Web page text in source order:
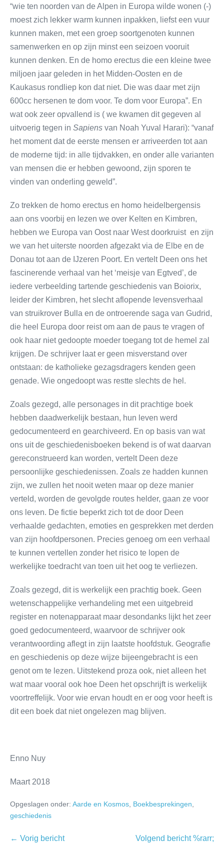
“wie ten noorden van de Alpen in Europa wilde wonen (-)
moest zich lekker warm kunnen inpakken, liefst een vuur
kunnen maken, met een groep soortgenoten kunnen
samenwerken en op zijn minst een seizoen vooruit
kunnen denken. En de homo erectus die een kleine twee
miljoen jaar geleden in het Midden-Oosten en de
Kaukasus rondliep kon dat niet. Die was daar met zijn
600cc hersenen te dom voor. Te dom voor Europa”. En
wat ook zeer opvallend is ( we kwamen dit gegeven al
uitvoerig tegen in Sapiens van Noah Yuval Harari): “vanaf
het moment dat de eerste mensen er arriveerden tot aan
de moderne tijd: in alle tijdvakken, en onder alle varianten
van mensen die er hebben gewoond, zijn sporen te
vinden van onderling geweld”.
Zo trekken de homo erectus en homo heidelbergensis
aan ons voorbij en lezen we over Kelten en Kimbren,
hebben we Europa van Oost naar West doorkruist en zijn
we van het uiterste noorden afgezakt via de Elbe en de
Donau tot aan de IJzeren Poort. En vertelt Deen ons het
fascinerende verhaal van het ‘meisje van Egtved’, de
iedere verbeelding tartende geschiedenis van Boiorix,
leider der Kimbren, het slecht aflopende levensverhaal
van struikrover Bulla en de ontroerende saga van Gudrid,
die heel Europa door reist om aan de paus te vragen of
ook haar niet gedoopte moeder toegang tot de hemel zal
krijgen. De schrijver laat er geen misverstand over
ontstaan: de katholieke gezagsdragers kenden geen
genade. Wie ongedoopt was restte slechts de hel.
Zoals gezegd, alle personages in dit prachtige boek
hebben daadwerkelijk bestaan, hun leven werd
gedocumenteerd en gearchiveerd. En op basis van wat
ons uit de geschiedenisboeken bekend is of wat daarvan
gereconstrueerd kan worden, vertelt Deen deze
persoonlijke geschiedenissen. Zoals ze hadden kunnen
zijn, we zullen het nooit weten maar op deze manier
verteld, worden de gevolgde routes helder, gaan ze voor
ons leven. De fictie beperkt zich tot de door Deen
verhaalde gedachten, emoties en gesprekken met derden
van zijn hoofdpersonen. Precies genoeg om een verhaal
te kunnen vertellen zonder het risico te lopen de
werkelijke toedracht van toen uit het oog te verliezen.
Zoals gezegd, dit is werkelijk een prachtig boek. Geen
wetenschappelijke verhandeling met een uitgebreid
register en notenapparaat maar desondanks lijkt het zeer
goed gedocumenteerd, waarvoor de schrijver ook
verantwoording aflegt in zijn laatste hoofdstuk. Geografie
en geschiedenis op deze wijze bijeengebracht is een
genot om te lezen. Uitstekend proza ook, niet alleen het
wat maar vooral ook hoe Deen het opschrijft is werkelijk
voortreffelijk. Voor wie ervan houdt en er oog voor heeft is
dit een boek dat niet ongelezen mag blijven.
Enno Nuy
Maart 2018
Opgeslagen onder: Aarde en Kosmos Boekbesprekingen
geschiedenis
← Vorig bericht Volgend bericht %rarr;